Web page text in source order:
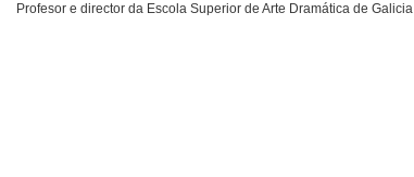
Profesor e director da Escola Superior de Arte Dramática de Galicia